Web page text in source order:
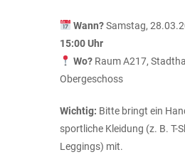
Wann?Samstag,
15:00 Uhr
Wo?Raum A217,
Obergeschoss
Wichtig: Bitte bringt ein
sportliche Kleidung (z. B. T-
Leggings) mit.